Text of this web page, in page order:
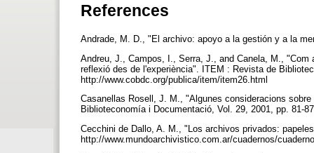
References
Andrade, M. D., "El archivo: apoyo a la gestión y a la
Andreu, J., Campos, I., Serra, J., and Canela, M.,
reflexió des de l'experiència". ITEM : Revista de
http://www.cobdc.org/publica/item/item26.html
Casanellas Rosell, J. M., "Algunes consideracions
Biblioteconomía i Documentació, Vol. 29, 2001, pp. 81-
Cecchini de Dallo, A. M., "Los archivos privados:
http://www.mundoarchivistico.com.ar/cuadernos/